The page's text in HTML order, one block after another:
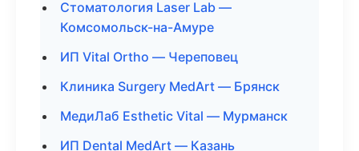
Стоматология Laser Lab —
Комсомольск-на-Амуре
ИП Vital Ortho — Череповец
Клиника Surgery MedArt — Брянск
МедиЛаб Esthetic Vital — Мурманск
ИП Dental MedArt — Казань